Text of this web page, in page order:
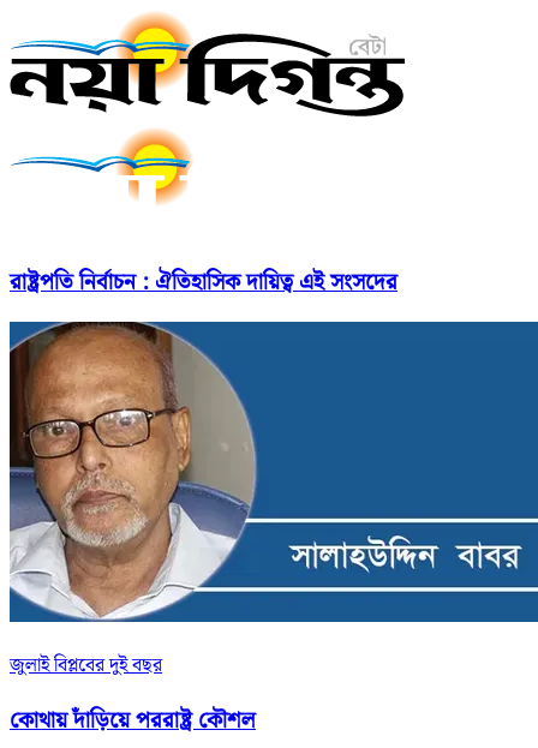
রাষ্ট্রপতি নির্বাচন : ঐতিহাসিক দায়িত্ব এই সংসদের
জুলাই বিপ্লবের দুই বছর
কোথায় দাঁড়িয়ে পররাষ্ট্র কৌশল